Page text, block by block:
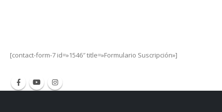
[contact-form-7 id=»1546″ title=»Formulario Suscripción»]